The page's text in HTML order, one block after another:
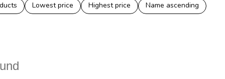
Lowest price Highest price
Name ascending